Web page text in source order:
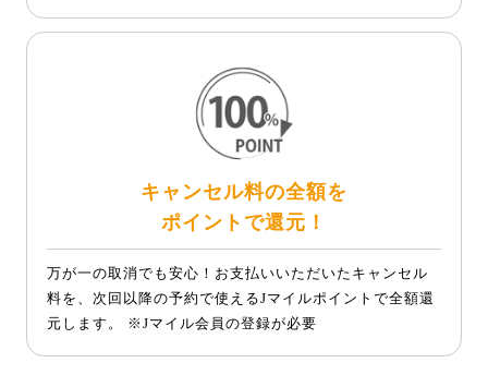
キャンセル料の全額を
ポイントで還元！
万が一の取消でも安心！お支払いいただいたキャンセル
料を、次回以降の予約で使えるJマイルポイントで全額還
元します。 ※Jマイル会員の登録が必要